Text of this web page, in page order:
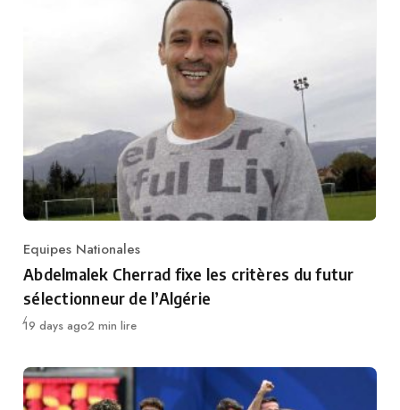
Category
Equipes Nationales
Abdelmalek Cherrad fixe les critères du futur
sélectionneur de l’Algérie
Publié
19 days ago2 min lire